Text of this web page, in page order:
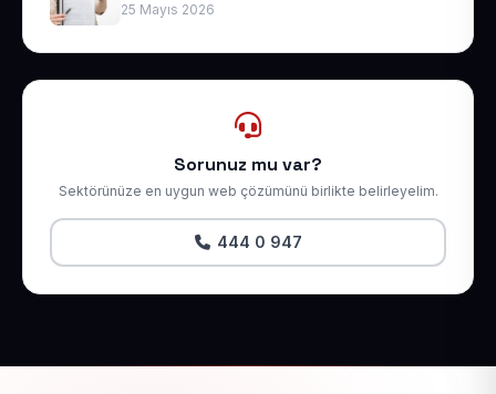
25 Mayıs 2026
Sorunuz mu var?
Sektörünüze en uygun web çözümünü birlikte belirleyelim.
444 0 947